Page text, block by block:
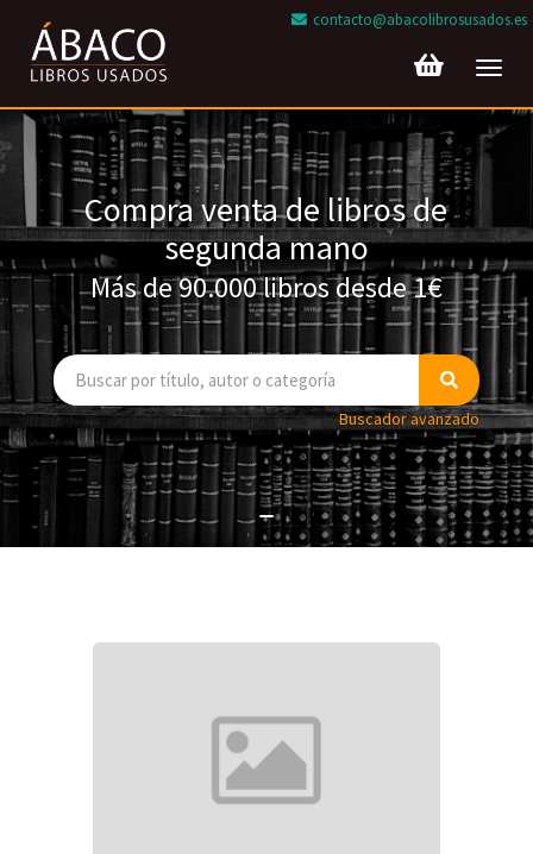
contacto@abacolibrosusados.es
Compra venta de libros de
segunda mano
Más de 90.000 libros desde 1€
Buscador avanzado